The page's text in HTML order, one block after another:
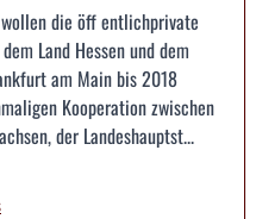
die öff entlichprivate
Land Hessen und dem
am Main bis 2018
Kooperation zwischen
der Landeshauptst...